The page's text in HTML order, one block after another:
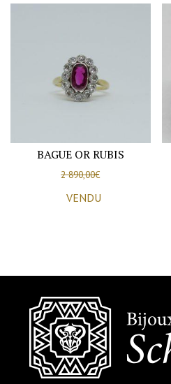
BAGUE OR RUBIS
2 890,00€
VENDU